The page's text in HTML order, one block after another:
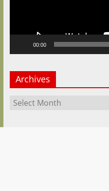
00:00
Archives
Archives